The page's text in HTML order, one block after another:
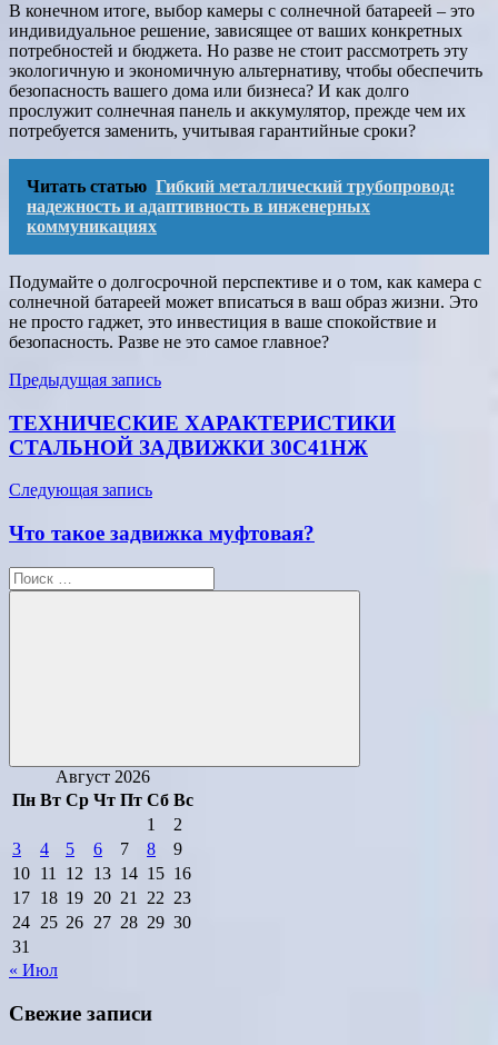
В конечном итоге, выбор камеры с солнечной батареей – это
индивидуальное решение, зависящее от ваших конкретных
потребностей и бюджета. Но разве не стоит рассмотреть эту
экологичную и экономичную альтернативу, чтобы обеспечить
безопасность вашего дома или бизнеса? И как долго
прослужит солнечная панель и аккумулятор, прежде чем их
потребуется заменить, учитывая гарантийные сроки?
Читать статью Гибкий металлический трубопровод:
надежность и адаптивность в инженерных
коммуникациях
Подумайте о долгосрочной перспективе и о том, как камера с
солнечной батареей может вписаться в ваш образ жизни. Это
не просто гаджет, это инвестиция в ваше спокойствие и
безопасность. Разве не это самое главное?
Навигация
по
записям
Предыдущая запись
ТЕХНИЧЕСКИЕ ХАРАКТЕРИСТИКИ
СТАЛЬНОЙ ЗАДВИЖКИ 30С41НЖ
Следующая запись
Что такое задвижка муфтовая?
Поиск
для:
Поиск
Август 2026
Пн Вт Ср Чт Пт Сб Вс
1
2
3
4 5 6 7 8
9
10 11 12 13 14 15 16
17 18 19 20 21 22 23
24 25 26 27 28 29 30
31
« Июл
Свежие записи